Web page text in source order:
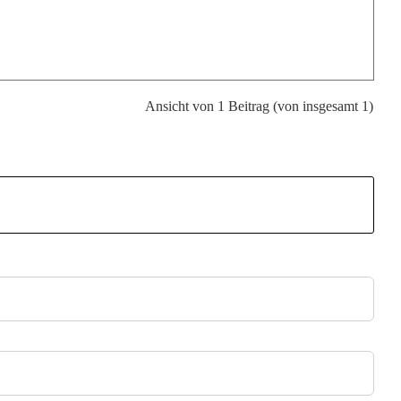
Ansicht von 1 Beitrag (von insgesamt 1)